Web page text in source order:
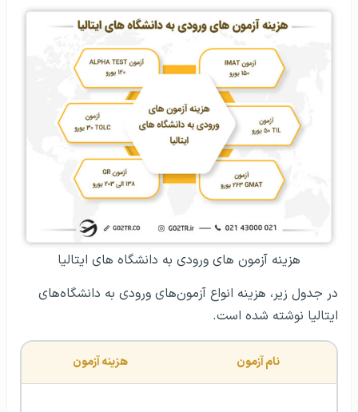
هزینه آزمون‌ های ورودی به دانشگاه‌ های ایتالیا
در جدول زیر، هزینه انواع آزمون‌های ورودی به دانشگاه‌های
ایتالیا نوشته شده است.
نام آزمون هزینه آزمون